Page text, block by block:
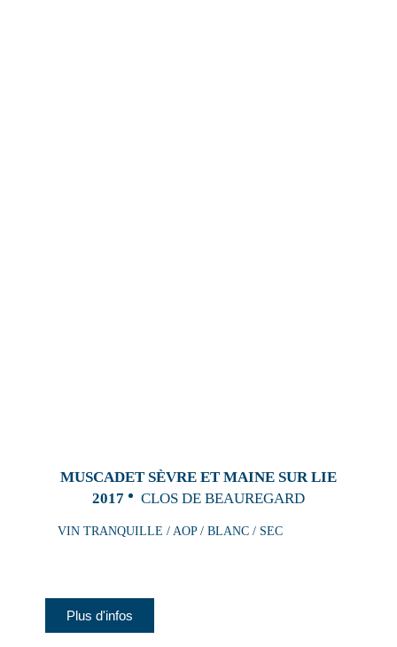
MUSCADET SÈVRE ET MAINE SUR LIE
2017
CLOS DE BEAUREGARD
VIN TRANQUILLE / AOP / BLANC / SEC
Plus d'infos